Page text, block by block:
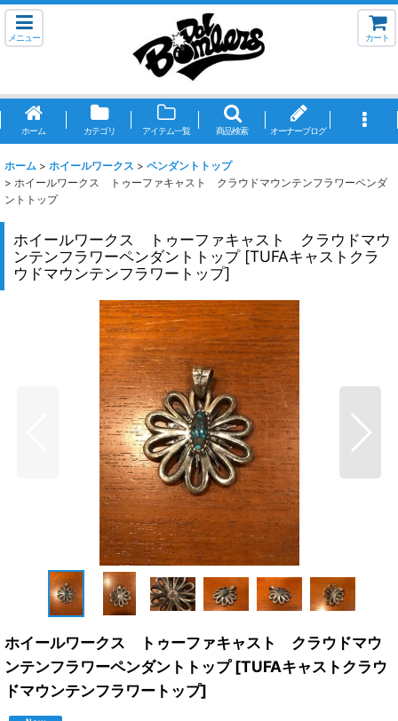
メニュー カート
ホーム カテゴリ アイテム一覧 商品検索 オーナーブログ
ホーム > ホイールワークス > ペンダントトップ
> ホイールワークス トゥーファキャスト クラウドマウンテンフラワーペンダ
ントトップ
ホイールワークス トゥーファキャスト クラウドマウ
ンテンフラワーペンダントトップ [TUFAキャストクラ
ウドマウンテンフラワートップ]
ホイールワークス トゥーファキャスト クラウドマウ
ンテンフラワーペンダントトップ [TUFAキャストクラウ
ドマウンテンフラワートップ]